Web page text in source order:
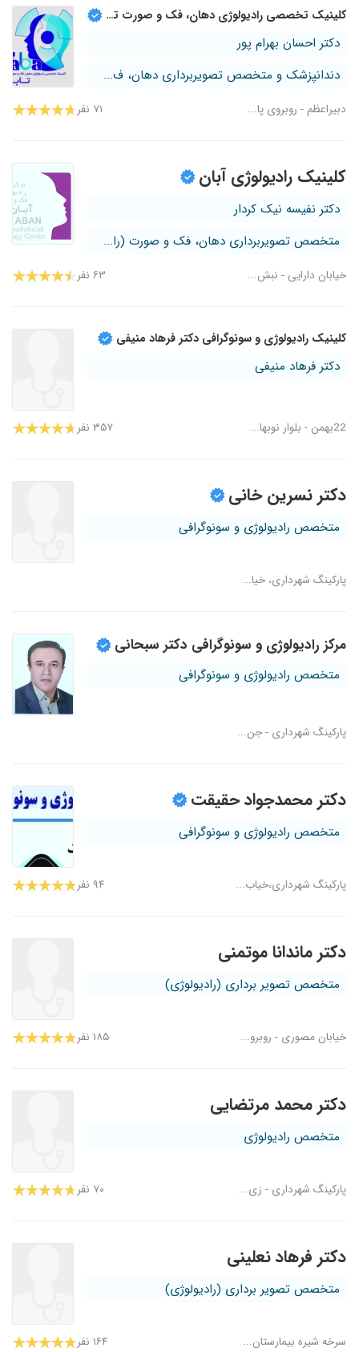
کلینیک تخصصی رادیولوژی دهان، فک و صورت تابا
دکتر احسان بهرام پور
دندانپزشک و متخصص تصویربرداری دهان، ف...
دبیراعظم - روبروی پا... ۷۱ نفر
کلینیک رادیولوژی آبان
دکتر نفیسه نیک کردار
متخصص تصویربرداری دهان، فک و صورت (را...
خیابان دارایی - نبش... ۶۳ نفر
کلینیک رادیولوژی و سونوگرافی دکتر فرهاد منیفی
دکتر فرهاد منیفی
22بهمن - بلوار نوبها... ۳۵۷ نفر
دکتر نسرین خانی
متخصص رادیولوژی و سونوگرافی
پارکینگ شهرداری، خیا...
مرکز رادیولوژی و سونوگرافی دکتر سبحانی
متخصص رادیولوژی و سونوگرافی
پارکینگ شهرداری - جن...
دکتر محمدجواد حقیقت
متخصص رادیولوژی و سونوگرافی
پارکینگ شهرداری،خیاب... ۹۴ نفر
دکتر ماندانا موتمنی
متخصص تصویر برداری (رادیولوژی)
خیابان مصوری - روبرو... ۱۸۵ نفر
دکتر محمد مرتضایی
متخصص رادیولوژی
پارکینگ شهرداری - زی... ۷۰ نفر
دکتر فرهاد نعلینی
متخصص تصویر برداری (رادیولوژی)
سرخه شیره بیمارستان... ۱۶۴ نفر